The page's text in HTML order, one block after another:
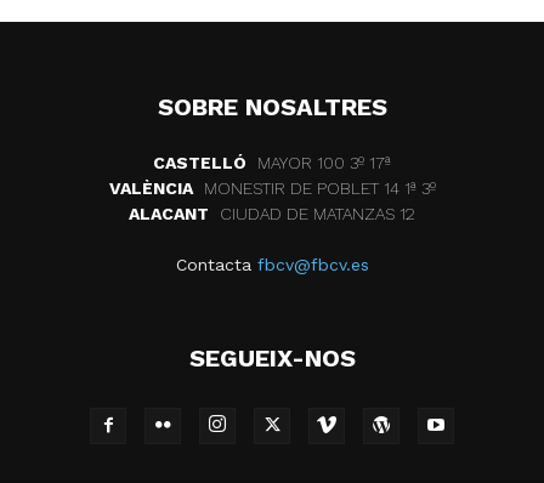
SOBRE NOSALTRES
CASTELLÓ
MAYOR 100 3º 17ª
VALÈNCIA
MONESTIR DE POBLET 14 1ª 3º
ALACANT
CIUDAD DE MATANZAS 12
Contacta fbcv@fbcv.es
SEGUEIX-NOS